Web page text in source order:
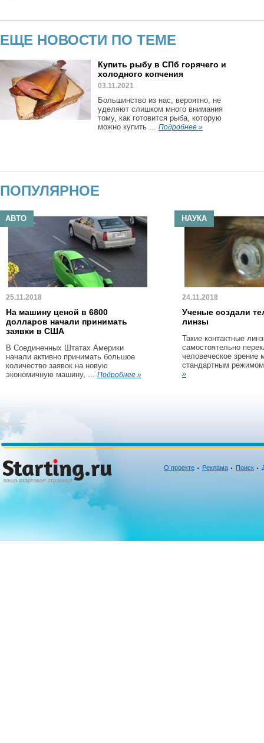
ЕЩЕ НОВОСТИ ПО ТЕМЕ
Купить рыбу в СПб горячего и
холодного копчения
03.11.2021
Большинство из нас, вероятно, не
уделяют слишком много внимания
тому, как готовится рыба, которую
можно купить ... Подробнее »
ПОПУЛЯРНОЕ
АВТО
25.11.2018
На машину ценой в 6800
долларов начали принимать
заявки в США
В Соединенных Штатах Америки
начали активно принимать большое
количество заявок на новую
экономичную машину, ... Подробнее »
НАУКА
24.11.2018
Ученые создали
линзы
Такие контактные
самостоятельно
человеческое зрение
стандартным
»
О проекте Реклама Поиск